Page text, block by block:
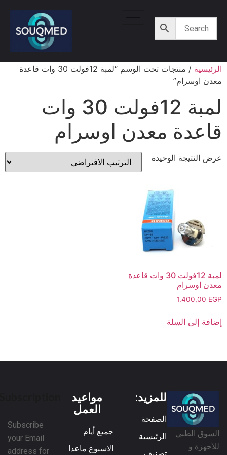
الرئيسية
/ منتجات تحت الوسم “لمبة 12فولت 30 وات قاعدة
معدن اوسرام”
لمبة 12فولت 30 وات
قاعدة معدن اوسرام
عرض النتيجة الوحيدة
لمبة 12فولت 30 وات قاعدة
معدن اوسرام
1.400,00EGP
إضافة إلى السلة
السوق الطبي
للأجهزة و
للمزيد:
الصفحة
الرئيسية
مواعيد
العمل
جميع أيام
الاسبوع ماعدا
Subscribe
your Email
address for